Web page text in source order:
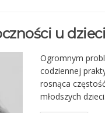
u
Ogromnym
codziennej
rosnąca
młodszych dzieci.